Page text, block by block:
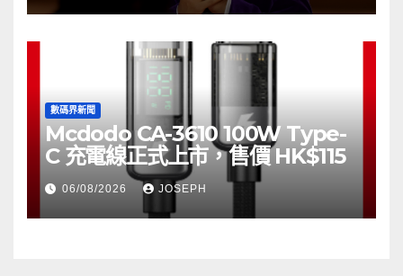
數碼界新聞
Mcdodo CA-3610 100W Type-
C 充電線正式上市，售價 HK$115
06/08/2026 JOSEPH